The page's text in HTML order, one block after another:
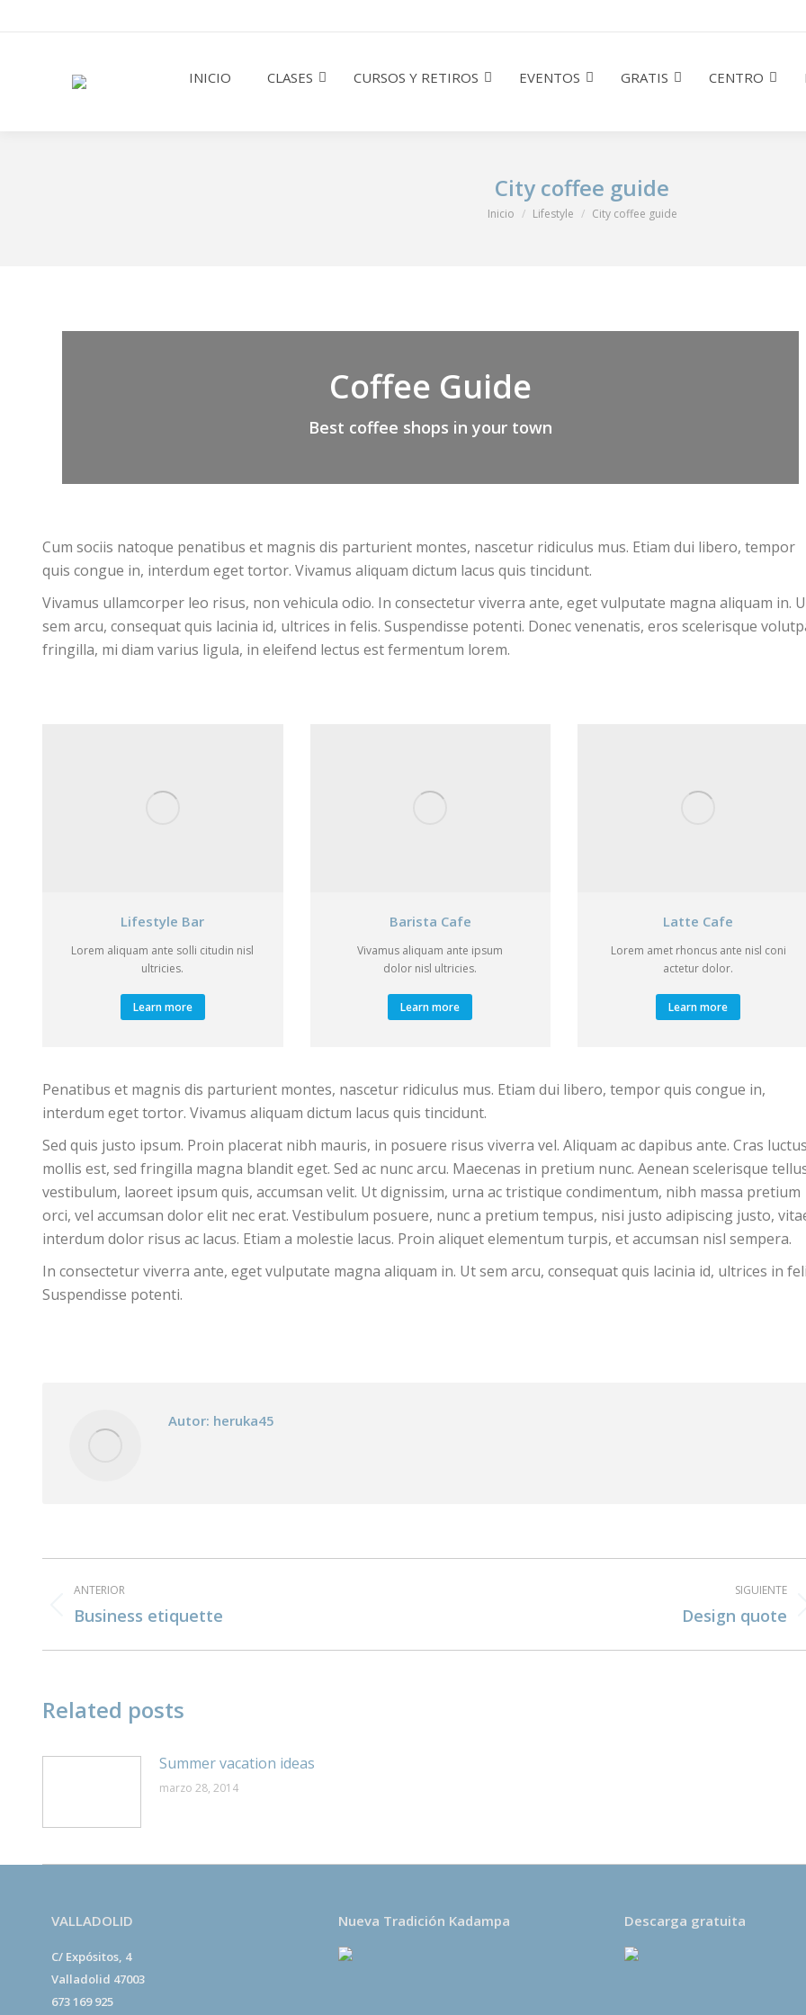
INICIO CLASES CURSOS Y RETIROS EVENTOS GRATIS CENTRO
City coffee guide
Estás aquí:
Inicio Lifestyle City coffee guide
Coffee Guide
Best coffee shops in your town
Cum sociis natoque penatibus et magnis dis parturient montes, nascetur ridiculus mus. Etiam dui libero, tempor
quis congue in, interdum eget tortor. Vivamus aliquam dictum lacus quis tincidunt.
Vivamus ullamcorper leo risus, non vehicula odio. In consectetur viverra ante, eget vulputate magna aliquam in.
sem arcu, consequat quis lacinia id, ultrices in felis. Suspendisse potenti. Donec venenatis, eros scelerisque
fringilla, mi diam varius ligula, in eleifend lectus est fermentum lorem.
Lifestyle Bar
Lorem aliquam ante solli citudin nisl
ultricies.
Learn more
Barista Cafe
Vivamus aliquam ante ipsum
dolor nisl ultricies.
Learn more
Latte Cafe
Lorem amet rhoncus ante nisl coni
actetur dolor.
Learn more
Penatibus et magnis dis parturient montes, nascetur ridiculus mus. Etiam dui libero, tempor quis congue in,
interdum eget tortor. Vivamus aliquam dictum lacus quis tincidunt.
Sed quis justo ipsum. Proin placerat nibh mauris, in posuere risus viverra vel. Aliquam ac dapibus ante. Cras
mollis est, sed fringilla magna blandit eget. Sed ac nunc arcu. Maecenas in pretium nunc. Aenean scelerisque
vestibulum, laoreet ipsum quis, accumsan velit. Ut dignissim, urna ac tristique condimentum, nibh massa pretium
orci, vel accumsan dolor elit nec erat. Vestibulum posuere, nunc a pretium tempus, nisi justo adipiscing justo,
interdum dolor risus ac lacus. Etiam a molestie lacus. Proin aliquet elementum turpis, et accumsan nisl sempera.
In consectetur viverra ante, eget vulputate magna aliquam in. Ut sem arcu, consequat quis lacinia id, ultrices in
Suspendisse potenti.
Autor: heruka45
Navegación
entre
publicaciones
ANTERIOR
Publicación
Business etiquette
SIGUIENTE
Design quote
Related posts
Summer vacation ideas
marzo 28, 2014
VALLADOLID
C/ Expósitos, 4
Valladolid 47003
673 169 925
Nueva Tradición Kadampa Descarga gratuita